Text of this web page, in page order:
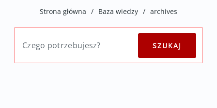
Strona główna / Baza wiedzy / archives